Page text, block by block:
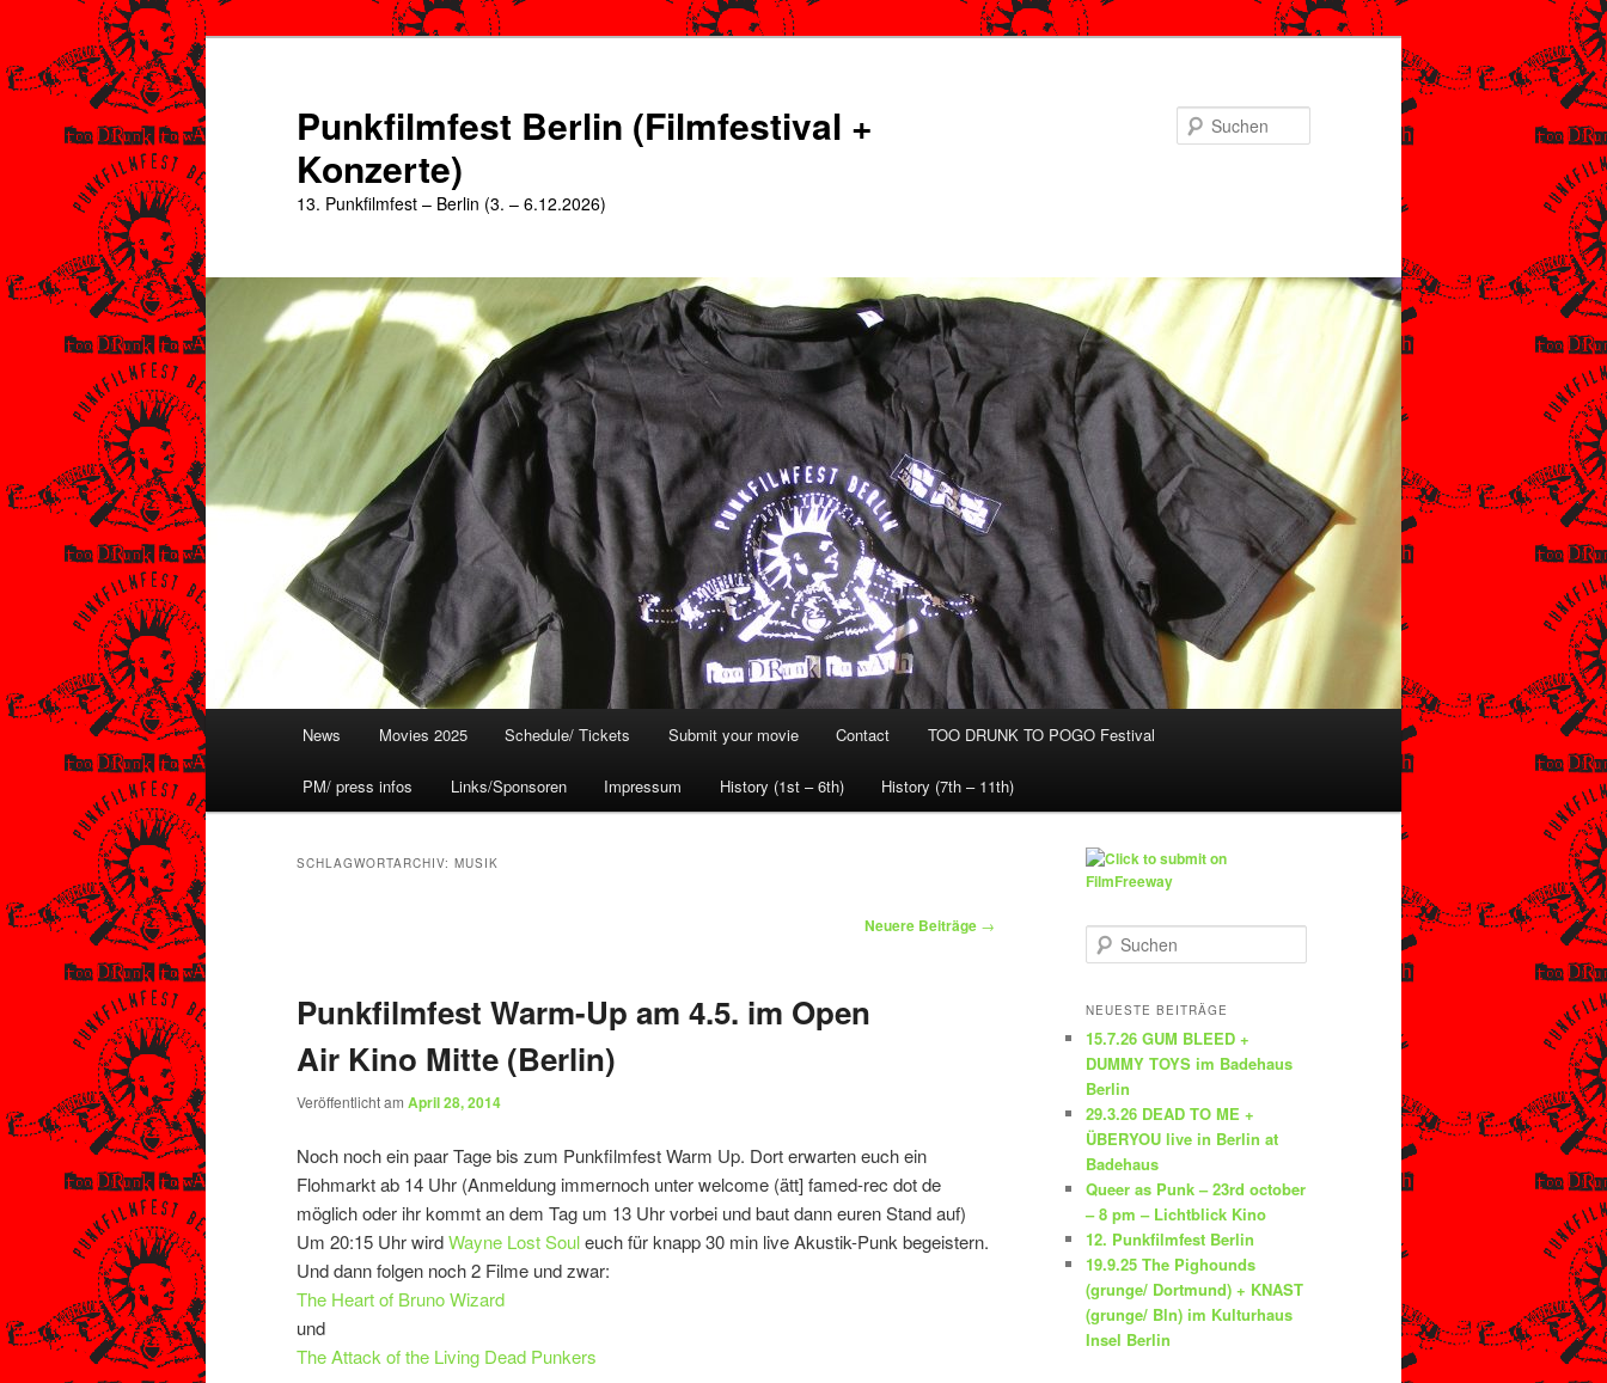
primären
springen
sekundären
springen
Punkfilmfest Berlin (Filmfestival +
Konzerte)
13. Punkfilmfest – Berlin (3. – 6.12.2026)
News Movies 2025 Schedule/ Tickets Submit your movie Contact TOO DRUNK TO POGO Festival
PM/ press infos Links/Sponsoren Impressum History (1st – 6th) History (7th – 11th)
SCHLAGWORTARCHIV: MUSIK
Neuere Beiträge →
Punkfilmfest Warm-Up am 4.5. im Open
Air Kino Mitte (Berlin)
Veröffentlicht am April 28, 2014
Noch noch ein paar Tage bis zum Punkfilmfest Warm Up. Dort erwarten euch ein
Flohmarkt ab 14 Uhr (Anmeldung immernoch unter welcome (ätt] famed-rec dot de
möglich oder ihr kommt an dem Tag um 13 Uhr vorbei und baut dann euren Stand auf)
Um 20:15 Uhr wirdWayne Lost Souleuch für knapp 30 min live Akustik-Punk begeistern.
Und dann folgen noch 2 Filme und zwar:
The Heart of Bruno Wizard
und
The Attack of the Living Dead Punkers
u
h
n
NEUESTE BEITRÄGE
15.7.26 GUM BLEED +
DUMMY TOYS im Badehaus
Berlin
29.3.26 DEAD TO ME +
ÜBERYOU live in Berlin at
Badehaus
Queer as Punk – 23rd october
– 8 pm – Lichtblick Kino
12. Punkfilmfest Berlin
19.9.25 The Pighounds
(grunge/ Dortmund) + KNAST
(grunge/ Bln) im Kulturhaus
Insel Berlin